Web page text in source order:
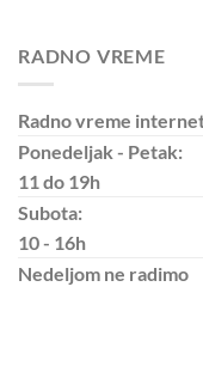
RADNO VREME
Radno vreme
Ponedeljak - Petak:
11 do 19h
Subota:
10 - 16h
Nedeljom ne radimo